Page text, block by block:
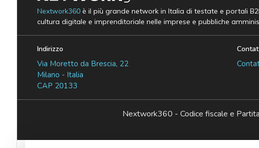
Nextwork360è il più grande network in Italia di testate e portali
cultura digitale e imprenditoriale nelle imprese e pubbliche
Indirizzo
Via Moretto da Brescia, 22
Milano - Italia
CAP 20133
Nextwork360 - Codice fiscale e